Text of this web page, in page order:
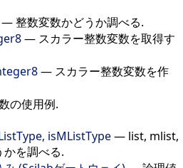
—整数変数かどうか調べる.
— スカラー整数変数を取得す
— スカラー整数変数を作
の使用例.
isMListType— list, mlist,
を調べる.